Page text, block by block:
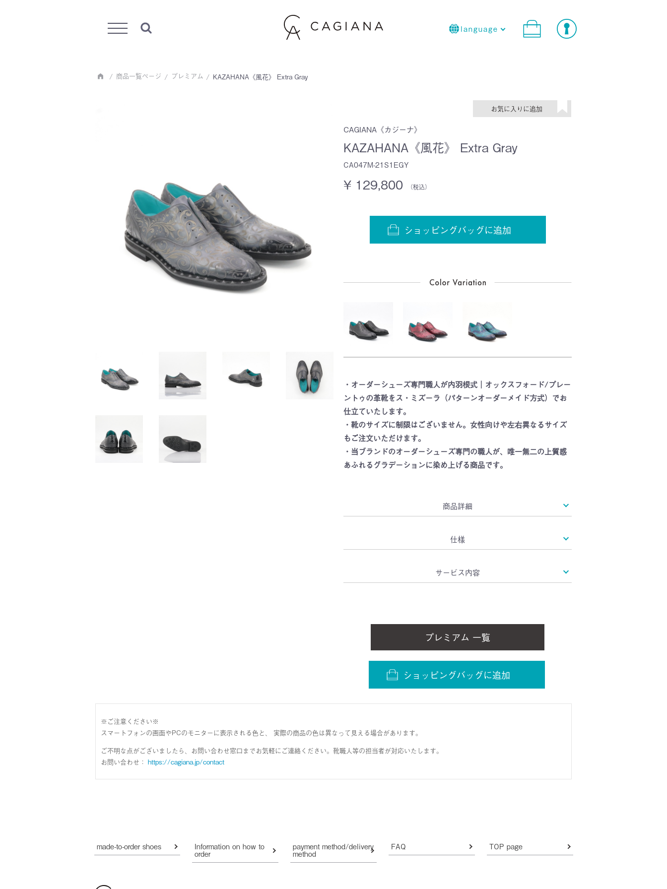
language
Menu
商品一覧ページ プレミアム KAZAHANA《風花》 Extra Gray
CAGIANA《カジーナ》
KAZAHANA《風花》 Extra Gray
CA047M-21S1EGY
¥ 129,800 （税込）
・オーダーシューズ専門職人が内羽根式｜オックスフォード/プレー
ントゥの革靴をス・ミズーラ（パターンオーダーメイド方式）でお
仕立ていたします。
・靴のサイズに制限はございません。女性向けや左右異なるサイズ
もご注文いただけます。
・当ブランドのオーダーシューズ専門の職人が、唯一無二の上質感
あふれるグラデーションに染め上げる商品です。
商品詳細
仕様
サービス内容
プレミアム 一覧
ショッピングバッグに追加
ショッピングバッグに追加
※ご注意ください※
スマートフォンの画面やPCのモニターに表示される色と、 実際の商品の色は異なって見える場合があります。
ご不明な点がございましたら、お問い合わせ窓口までお気軽にご連絡ください。靴職人等の担当者が対応いたします。
お問い合わせ： https://cagiana.jp/contact
made-to-order shoes Information on how to
order
payment method/delivery
method
FAQ TOP page